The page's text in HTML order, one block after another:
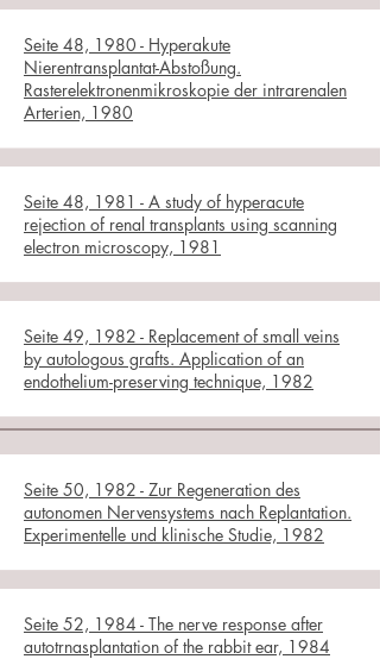
Seite 48, 1980 - Hyperakute
Nierentransplantat-Abstoßung.
Rasterelektronenmikroskopie der intrarenalen
Arterien, 1980
Seite 48, 1981 - A study of hyperacute
rejection of renal transplants using scanning
electron microscopy, 1981
Seite 49, 1982 - Replacement of small veins
by autologous grafts. Application of an
endothelium-preserving technique, 1982
Seite 50, 1982 - Zur Regeneration des
autonomen Nervensystems nach Replantation.
Experimentelle und klinische Studie, 1982
Seite 52, 1984 - The nerve response after
autotrnasplantation of the rabbit ear, 1984